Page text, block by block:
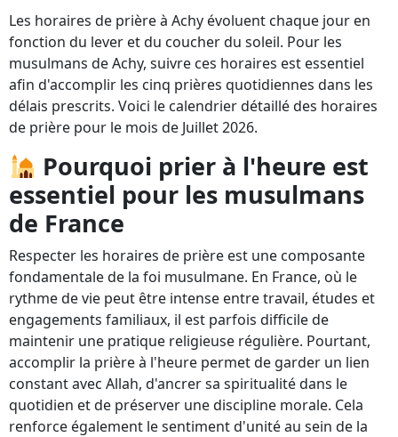
Les horaires de prière à Achy évoluent chaque jour en
fonction du lever et du coucher du soleil. Pour les
musulmans de Achy, suivre ces horaires est essentiel
afin d'accomplir les cinq prières quotidiennes dans les
délais prescrits. Voici le calendrier détaillé des horaires
de prière pour le mois de Juillet 2026.
Pourquoi prier à l'heure est
essentiel pour les musulmans
de France
Respecter les horaires de prière est une composante
fondamentale de la foi musulmane. En France, où le
rythme de vie peut être intense entre travail, études et
engagements familiaux, il est parfois difficile de
maintenir une pratique religieuse régulière. Pourtant,
accomplir la prière à l'heure permet de garder un lien
constant avec Allah, d'ancrer sa spiritualité dans le
quotidien et de préserver une discipline morale. Cela
renforce également le sentiment d'unité au sein de la